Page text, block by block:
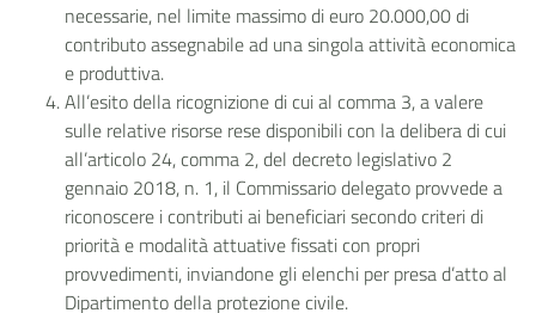
necessarie, nel limite massimo di euro 20.000,00 di
contributo assegnabile ad una singola attività economica
e produttiva.
All’esito della ricognizione di cui al comma 3, a valere
sulle relative risorse rese disponibili con la delibera di cui
all’articolo 24, comma 2, del decreto legislativo 2
gennaio 2018, n. 1, il Commissario delegato provvede a
riconoscere i contributi ai beneficiari secondo criteri di
priorità e modalità attuative fissati con propri
provvedimenti, inviandone gli elenchi per presa d’atto al
Dipartimento della protezione civile.